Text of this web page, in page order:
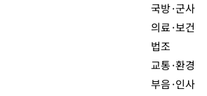
국방·군사
의료·보건
법조
교통·환경
부음·인사